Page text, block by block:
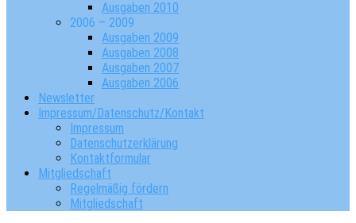
Ausgaben 2010
2006 – 2009
Ausgaben 2009
Ausgaben 2008
Ausgaben 2007
Ausgaben 2006
Newsletter
Impressum/Datenschutz/Kontakt
Impressum
Datenschutzerklärung
Kontaktformular
Mitgliedschaft
Regelmäßig fördern
Mitgliedschaft